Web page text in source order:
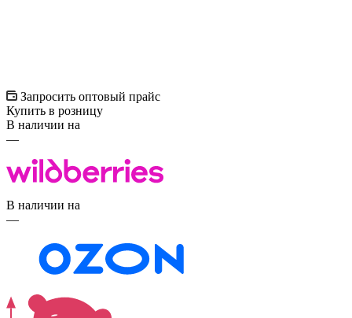
Запросить оптовый прайс
Купить в розницу
В наличии на
—
В наличии на
—